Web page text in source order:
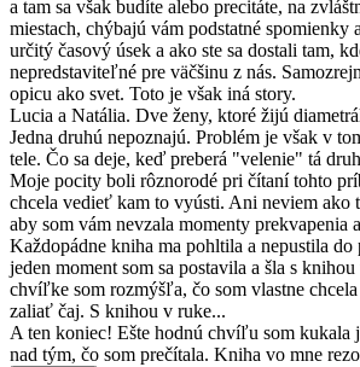
a tam sa však budíte alebo precitáte, na
miestach, chýbajú vám podstatné spomienky
určitý časový úsek a ako ste sa dostali tam,
nepredstaviteľné pre väčšinu z nás.
opicu ako svet. Toto je však iná story.
Lucia a Natália. Dve ženy, ktoré žijú
Jedna druhú nepoznajú. Problém je však v
tele. Čo sa deje, keď preberá "velenie" tá
Moje pocity boli rôznorodé pri čítaní tohto
chcela vedieť kam to vyústi. Ani neviem ako
aby som vám nevzala momenty prekvapenia
Každopádne kniha ma pohltila a nepustila do
jeden moment som sa postavila a šla s
chvíľke som rozmýšľa, čo som vlastne
zaliať čaj. S knihou v ruke...
A ten koniec! Ešte hodnú chvíľu som kukala
nad tým, čo som prečítala. Kniha vo mne